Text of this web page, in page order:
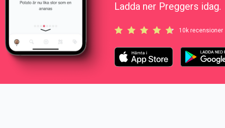
Ladda ner Preggers idag.
10k recensioner